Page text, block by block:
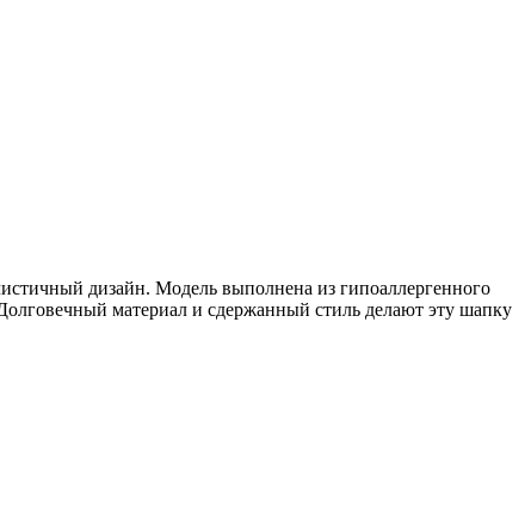
дизайн. Модель выполнена из гипоаллергенного
материал и сдержанный стиль делают эту шапку